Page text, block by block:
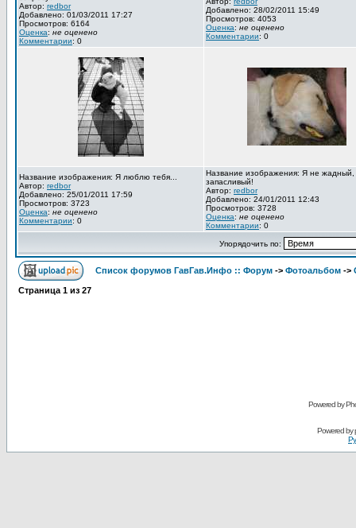
Автор: redbor
Добавлено: 01/03/2011 17:27
Просмотров: 6164
Оценка: не оценено
Комментарии: 0
Добавлено: 28/02/2011 15:49
Просмотров: 4053
Оценка: не оценено
Комментарии: 0
Название изображения: Я люблю тебя...
Автор: redbor
Добавлено: 25/01/2011 17:59
Просмотров: 3723
Оценка: не оценено
Комментарии: 0
Название изображения: Я не жадный,
запасливый!
Автор: redbor
Добавлено: 24/01/2011 12:43
Просмотров: 3728
Оценка: не оценено
Комментарии: 0
Упорядочить по:
Список форумов ГавГав.Инфо :: Форум -> Фотоальбом ->
Страница 1 из 27
Powered by
Powered by